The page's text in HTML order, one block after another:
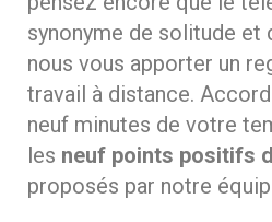
synonyme de solitude et
nous vous apporter un
travail à distance.
neuf minutes de votre
les neuf points positifs
proposés par notre